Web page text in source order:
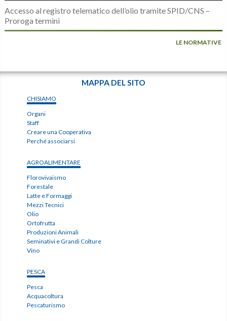
Accesso al registro telematico dell’olio tramite SPID/CNS –
Proroga termini
LE NORMATIVE
MAPPA DEL SITO
CHISIAMO
Organi
Staff
Creare una Cooperativa
Perché associarsi
AGROALIMENTARE
Florovivaismo
Forestale
Latte e Formaggi
Mezzi Tecnici
Olio
Ortofrutta
Produzioni Animali
Seminativi e Grandi Colture
Vino
PESCA
Pesca
Acquacoltura
Pescaturismo